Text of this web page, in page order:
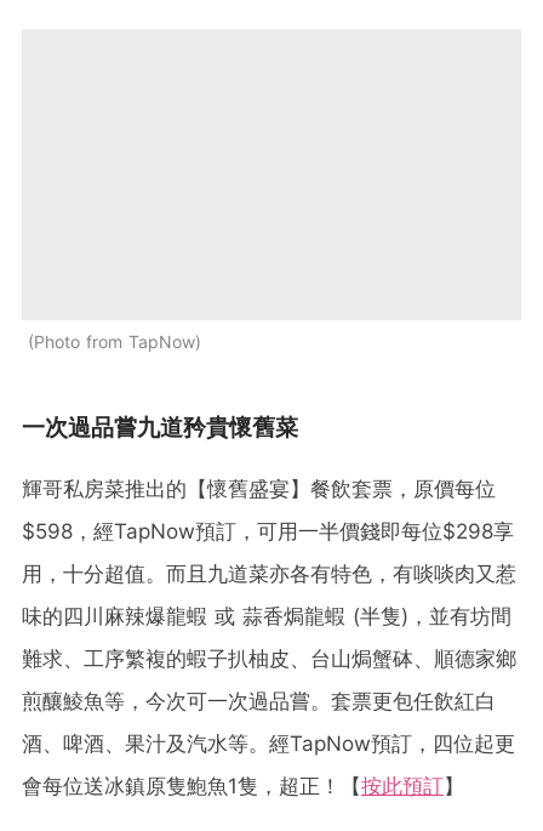
Photo from TapNow
一次過品嘗九道矜貴懷舊菜
輝哥私房菜推出的【懷舊盛宴】餐飲套票，原價每位
$598，經TapNow預訂，可用一半價錢即每位$298享
用，十分超值。而且九道菜亦各有特色，有啖啖肉又惹
味的四川麻辣爆龍蝦 或 蒜香焗龍蝦 (半隻)，並有坊間
難求、工序繁複的蝦子扒柚皮、台山焗蟹砵、順德家鄉
煎釀鯪魚等，今次可一次過品嘗。套票更包任飲紅白
酒、啤酒、果汁及汽水等。經TapNow預訂，四位起更
會每位送冰鎮原隻鮑魚1隻，超正！【按此預訂】